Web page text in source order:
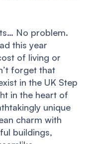
No problem.
this year
of living or
forget that
in the UK Step
in the heart of
unique
charm with
buildings,